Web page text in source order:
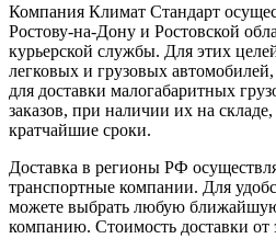
Компания Климат Стандарт
Ростову-на-Дону и Ростовской
курьерской службы. Для этих
легковых и грузовых
для доставки малогабаритных
заказов, при наличии их на складе,
кратчайшие сроки.
Доставка в регионы РФ
транспортные компании. Для
можете выбрать любую
компанию. Стоимость доставки от